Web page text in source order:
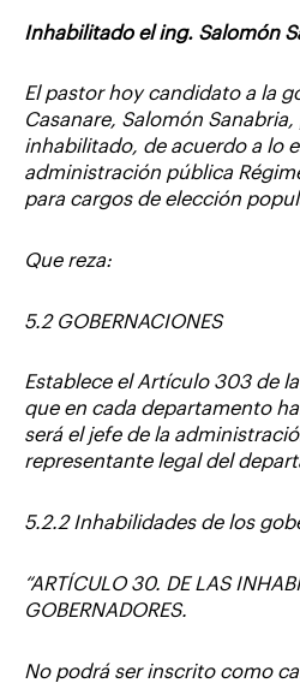
Inhabilitado el ing. Salomón
El pastor hoy candidato a la
Casanare, Salomón
inhabilitado, de acuerdo a lo
administración pública
para cargos de elección
Que reza:
5.2 GOBERNACIONES
Establece el Artículo 303 de
que en cada departamento
será el jefe de la
representante legal del
5.2.2 Inhabilidades de los
“ARTÍCULO 30. DE LAS
GOBERNADORES.
No podrá ser inscrito como